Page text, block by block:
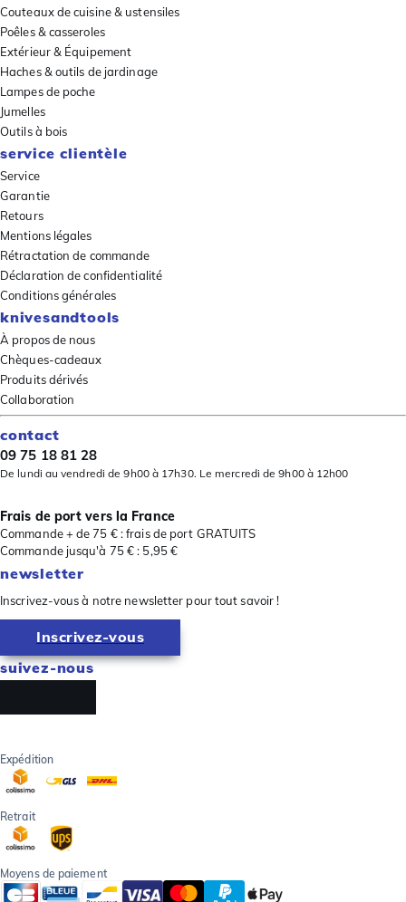
Couteaux de cuisine & ustensiles
Poêles & casseroles
Extérieur & Équipement
Haches & outils de jardinage
Lampes de poche
Jumelles
Outils à bois
service clientèle
Service
Garantie
Retours
Mentions légales
Rétractation de commande
Déclaration de confidentialité
Conditions générales
knivesandtools
À propos de nous
Chèques-cadeaux
Produits dérivés
Collaboration
contact
09 75 18 81 28
De lundi au vendredi de 9h00 à 17h30. Le mercredi de 9h00 à 12h00
Frais de port vers la France
Commande + de 75 € : frais de port GRATUITS
Commande jusqu'à 75 € : 5,95 €
newsletter
Inscrivez-vous à notre newsletter pour tout savoir !
Inscrivez-vous
suivez-nous
Expédition
Retrait
Moyens de paiement